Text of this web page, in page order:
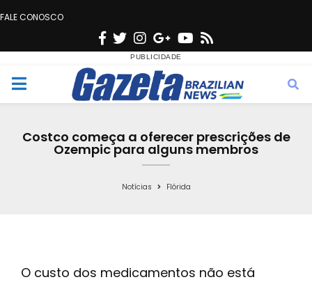
FALE CONOSCO
F
c
e
o
o
T
w
i
t
e
n
s
t
g
r
a
G
o
o
g
e
Y
u
t
b
s
M
Costco começa a oferecer prescrições de
Ozempic para alguns membros
Notícias Flórida
O custo dos medicamentos não está